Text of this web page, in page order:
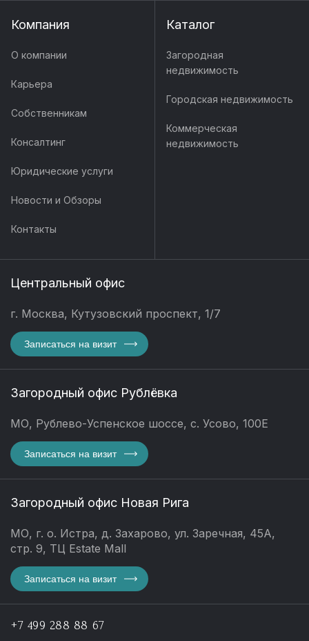
Компания
О компании
Карьера
Собственникам
Консалтинг
Юридические услуги
Новости и Обзоры
Контакты
Каталог
Загородная
недвижимость
Городская недвижимость
Коммерческая
недвижимость
Центральный офис
г. Москва, Кутузовский проспект, 1/7
Записаться на визит
Загородный офис Рублёвка
МО, Рублево-Успенское шоссе, с. Усово, 100Е
Записаться на визит
Загородный офис Новая Рига
МО, г. о. Истра, д. Захарово, ул. Заречная, 45А,
стр. 9, ТЦ Estate Mall
Записаться на визит
+7 499 288 88 67